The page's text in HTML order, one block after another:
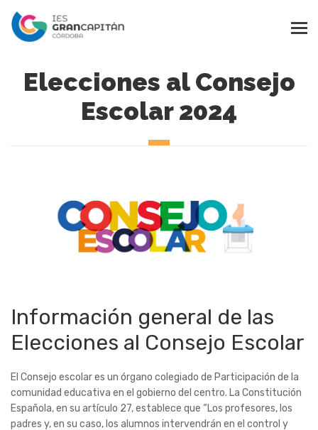
Elecciones al Consejo
Escolar 2024
Información general de las
Elecciones al Consejo Escolar
El Consejo escolar es un órgano colegiado de Participación de la
comunidad educativa en el gobierno del centro. La Constitución
Española, en su artículo 27, establece que “Los profesores, los
padres y, en su caso, los alumnos intervendrán en el control y